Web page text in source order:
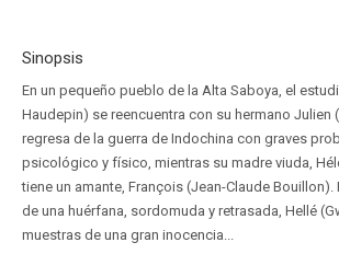
Sinopsis
En un pequeño pueblo de la Alta Saboya, el
Haudepin) se reencuentra con su hermano Julien
regresa de la guerra de Indochina con graves
psicológico y físico, mientras su madre viuda,
tiene un amante, François (Jean-Claude Bouillon).
de una huérfana, sordomuda y retrasada, Hellé
muestras de una gran inocencia...